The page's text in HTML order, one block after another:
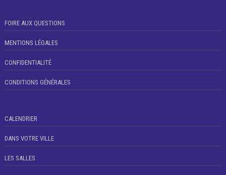
FOIRE AUX QUESTIONS
MENTIONS LÉGALES
CONFIDENTIALITÉ
CONDITIONS GÉNÉRALES
CALENDRIER
DANS VOTRE VILLE
LES SALLES